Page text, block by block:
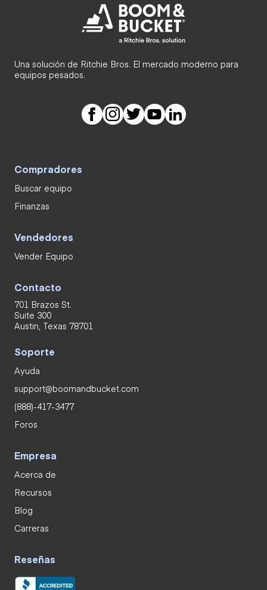
Una solución de Ritchie Bros. El mercado moderno para
equipos pesados.
Compradores
Buscar equipo
Finanzas
Vendedores
Vender Equipo
Contacto
701 Brazos St.
Suite 300
Austin, Texas 78701
Soporte
Ayuda
support@boomandbucket.com
(888)-417-3477
Foros
Empresa
Acerca de
Recursos
Blog
Carreras
Reseñas